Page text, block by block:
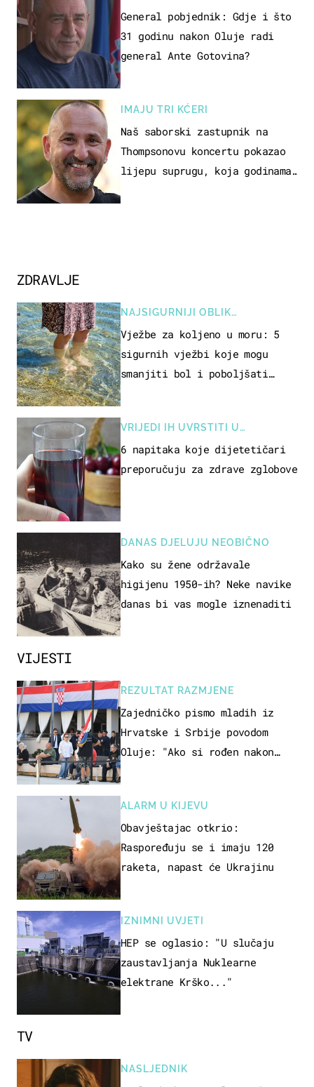
VIJESTI
REZULTAT RAZMJENE
Zajedničko pismo mladih iz
Hrvatske i Srbije povodom
Oluje: "Ako si rođen nakon
ALARM U KIJEVU
Obavještajac otkrio:
Raspoređuju se i imaju 120
raketa, napast će Ukrajinu
IZNIMNI UVJETI
HEP se oglasio: "U slučaju
zaustavljanja Nuklearne
elektrane Krško..."
General pobjednik: Gdje i što
31 godinu nakon Oluje radi
general Ante Gotovina?
IMAJU TRI KĆERI
Naš saborski zastupnik na
Thompsonovu koncertu pokazao
lijepu suprugu, koja godinama
ZDRAVLJE
NAJSIGURNIJI OBLIK
REKREACIJE
Vježbe za koljeno u moru: 5
sigurnih vježbi koje mogu
smanjiti bol i poboljšati
VRIJEDI IH UVRSTITI U
PREHRANU
6 napitaka koje dijetetičari
preporučuju za zdrave zglobove
DANAS DJELUJU NEOBIČNO
Kako su žene održavale
higijenu 1950-ih? Neke navike
danas bi vas mogle iznenaditi
TV
NASLJEDNIK